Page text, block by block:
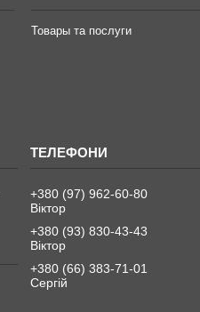
Товары та послуги
+380 (97) 962-60-80
Віктор
+380 (93) 830-43-43
Віктор
+380 (66) 383-71-01
Сергій